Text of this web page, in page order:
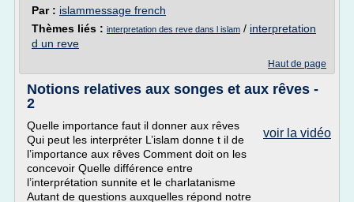
Par : islammessage french
Thèmes liés : interpretation des reve dans l islam / interpretation
d un reve
Haut de page
Notions relatives aux songes et aux rêves -
2
voir la vidéo
Quelle importance faut il donner aux rêves
Qui peut les interpréter L’islam donne t il de
l’importance aux rêves Comment doit on les
concevoir Quelle différence entre
l’interprétation sunnite et le charlatanisme
Autant de questions auxquelles répond notre